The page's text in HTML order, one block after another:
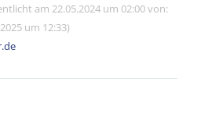
am 22.05.2024 um 02:00 von:
um 12:33)